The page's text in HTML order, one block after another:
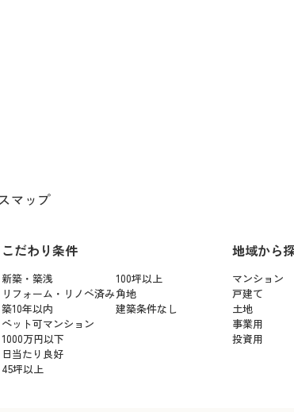
マップ
こだわり条件
新築・築浅
100坪以上
リフォーム・リノベ済み角地
築10年以内
建築条件なし
ペット可マンション
1000万円以下
日当たり良好
45坪以上
地域から
マンション
戸建て
土地
事業用
投資用